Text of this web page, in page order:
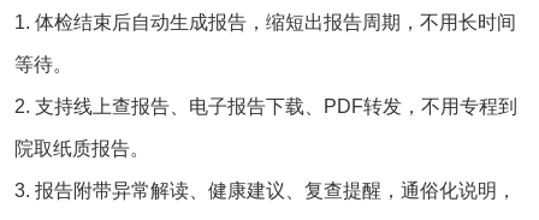
1. 体检结束后自动生成报告，缩短出报告周期，不用长时间
等待。
2. 支持线上查报告、电子报告下载、PDF转发，不用专程到
院取纸质报告。
3. 报告附带异常解读、健康建议、复查提醒，通俗化说明，